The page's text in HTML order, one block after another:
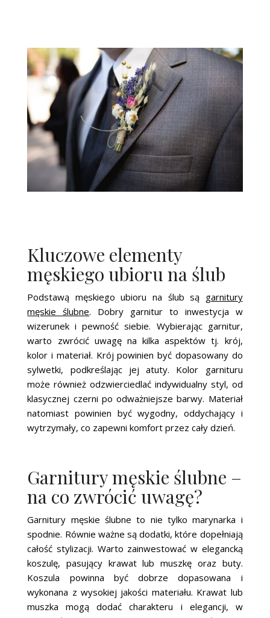
Kluczowe elementy
męskiego ubioru na ślub
Podstawą męskiego ubioru na ślub są garnitury
męskie ślubne. Dobry garnitur to inwestycja w
wizerunek i pewność siebie. Wybierając garnitur,
warto zwrócić uwagę na kilka aspektów tj. krój,
kolor i materiał. Krój powinien być dopasowany do
sylwetki, podkreślając jej atuty. Kolor garnituru
może również odzwierciedlać indywidualny styl, od
klasycznej czerni po odważniejsze barwy. Materiał
natomiast powinien być wygodny, oddychający i
wytrzymały, co zapewni komfort przez cały dzień.
Garnitury męskie ślubne –
na co zwrócić uwagę?
Garnitury męskie ślubne to nie tylko marynarka i
spodnie. Równie ważne są dodatki, które dopełniają
całość stylizacji. Warto zainwestować w elegancką
koszulę, pasujący krawat lub muszkę oraz buty.
Koszula powinna być dobrze dopasowana i
wykonana z wysokiej jakości materiału. Krawat lub
muszka mogą dodać charakteru i elegancji, w